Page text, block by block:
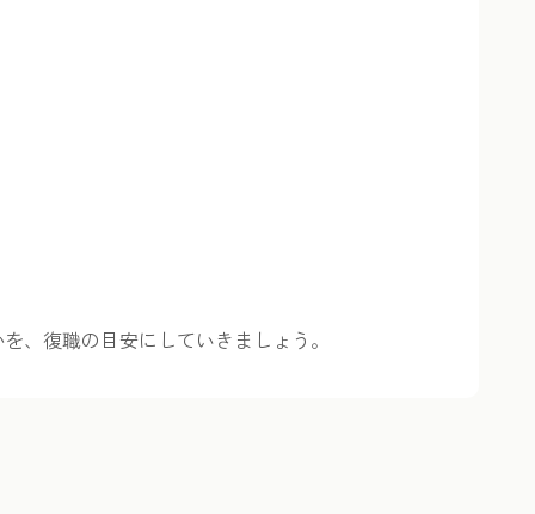
、復職の目安にしていきましょう。